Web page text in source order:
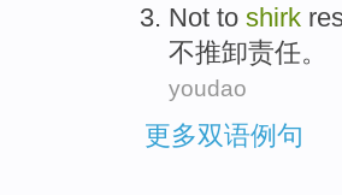
Not to shirk
不推卸责任。
youdao
更多双语例句